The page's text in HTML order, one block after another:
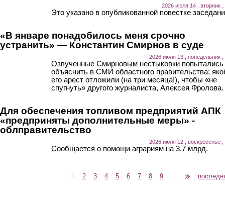
2026 июля 14 , вторник ,
Это указано в опубликованной повестке
«В январе понадобилось меня срочно
устранить» — Константин Смирнов в суде
2026 июля 13 , понедельник ,
Озвученные Смирновым нестыковки попытались
объяснить в СМИ областного правительства:
его арест отложили (на три месяца!), чтобы «не
спугнуть» другого журналиста, Алексея Фролова.
Для обеспечения топливом предприятий АПК
«предприняты дополнительные меры» -
облправительство
2026 июля 12 , воскресенье ,
Сообщается о помощи аграриям на 3,7 млрд.
1 2 3 4 5 6 7 8 9